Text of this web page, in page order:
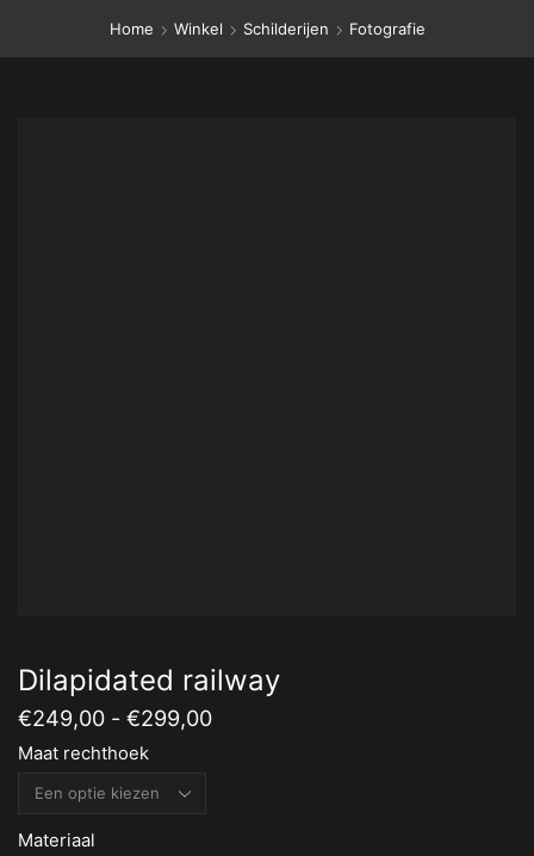
Home Winkel Schilderijen Fotografie
Dilapidated railway
€249,00 - €299,00Prijsklasse:
Maat rechthoek
Materiaal